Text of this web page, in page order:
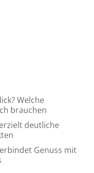
Welche
brauchen
deutliche
Genuss mit